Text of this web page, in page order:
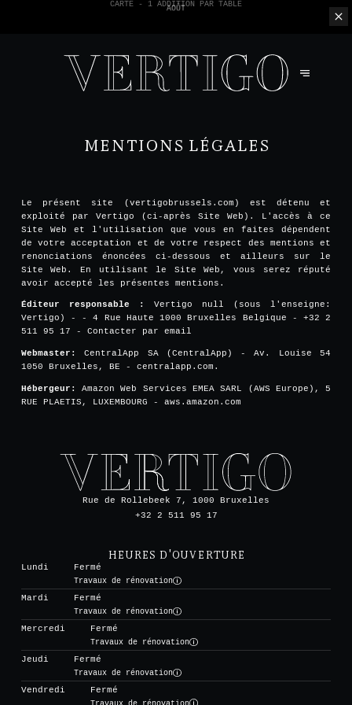
NOUS N'ACCEPTONS PAS LES PAIEMENTS EN ESPÈCE - SEULEMENT PAR
MENTIONS LÉGALES
Le présent site (vertigobrussels.com) est détenu et
exploité par Vertigo (ci-après Site Web). L'accès à ce
Site Web et l'utilisation que vous en faites dépendent
de votre acceptation et de votre respect des mentions et
renonciations énoncées ci-dessous et ailleurs sur le
Site Web. En utilisant le Site Web, vous serez réputé
avoir accepté les présentes mentions.
Éditeur responsable :
Vertigo null (sous l'enseigne:
Vertigo) - - 4 Rue Haute 1000 Bruxelles Belgique - +32 2
511 95 17 - Contacter par email
Webmaster:CentralApp SA (CentralApp) - Av. Louise 54
1050 Bruxelles, BE - centralapp.com.
Hébergeur:Amazon Web Services EMEA SARL (AWS Europe), 5
RUE PLAETIS, LUXEMBOURG - aws.amazon.com
Rue de Rollebeek 7, 1000 Bruxelles
+32 2 511 95 17
HEURES D'OUVERTURE
Lundi
Fermé
Travaux de rénovation
Mardi
Fermé
Travaux de rénovation
Mercredi
Fermé
Travaux de rénovation
Jeudi
Fermé
Travaux de rénovation
Vendredi
Fermé